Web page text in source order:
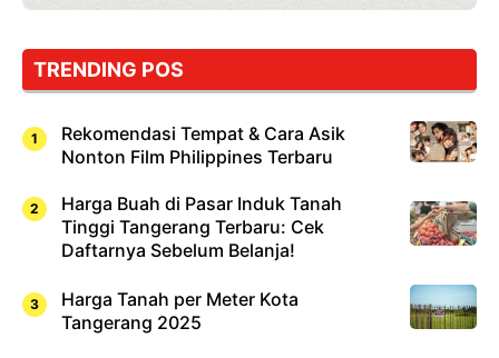
Dicoba,
Cuma
Sushi!
TRENDING POS
Rekomendasi Tempat & Cara Asik
Nonton Film Philippines Terbaru
Harga Buah di Pasar Induk Tanah
Tinggi Tangerang Terbaru: Cek
Daftarnya Sebelum Belanja!
Harga Tanah per Meter Kota
Tangerang 2025